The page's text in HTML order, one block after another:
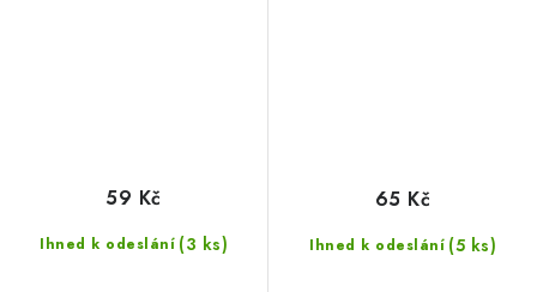
Ihned k odeslání (3 ks)
59 Kč
Ihned k odeslání (5 ks)
65 Kč